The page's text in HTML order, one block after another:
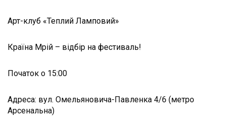
Арт-клуб «Теплий Ламповий»
Країна Мрій – відбір на фестиваль!
Початок о 15:00
Адреса: вул. Омельяновича-Павленка 4/6 (метро
Арсенальна)